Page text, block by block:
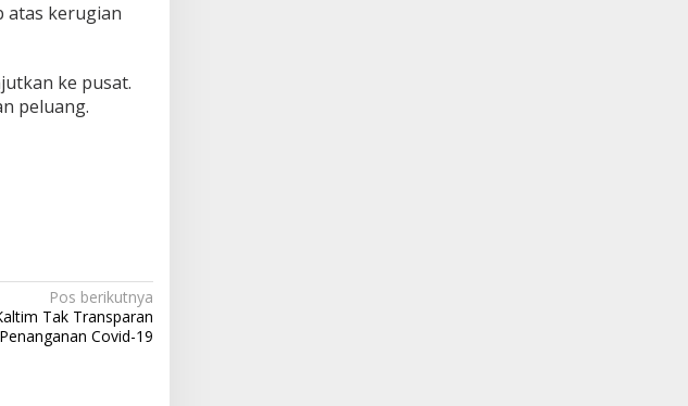
atas kerugian
ke pusat.
peluang.
Pos berikutnya
Tak Transparan
Covid-19